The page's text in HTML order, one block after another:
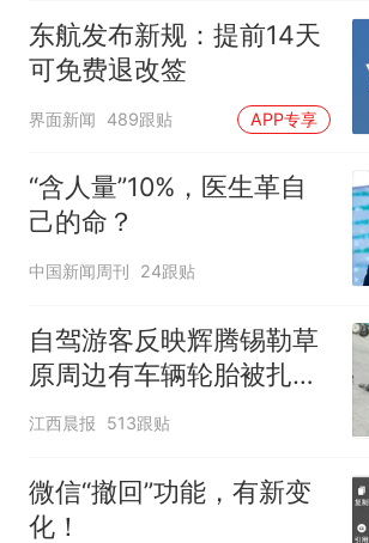
东航发布新规：提前14天
可免费退改签
界面新闻 489跟贴 APP专享
“含人量”10%，医生革自
己的命？
中国新闻周刊 24跟贴
自驾游客反映辉腾锡勒草
原周边有车辆轮胎被扎，
修理店铺换胎价格高达千
江西晨报 513跟贴
微信“撤回”功能，有新变
化！